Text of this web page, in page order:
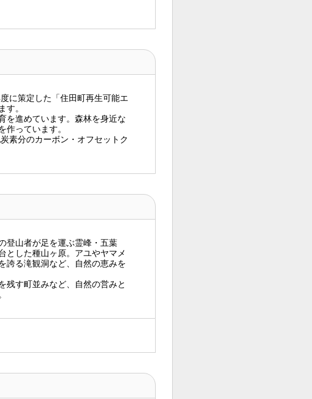
に策定した「住田町再生可能エ
す。
を進めています。森林を身近な
っています。
素分のカーボン・オフセットク
登山者が足を運ぶ霊峰・五葉
とした種山ヶ原。アユやヤマメ
誇る滝観洞など、自然の恵みを
残す町並みなど、自然の営みと